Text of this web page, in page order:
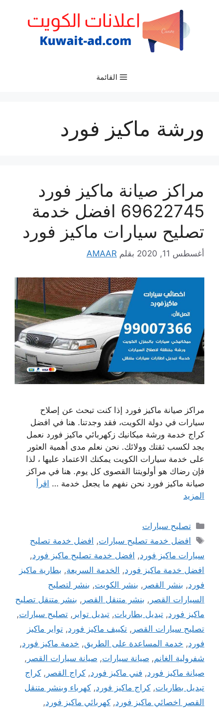
القائمة
ورشة ماكيز فورد
مراكز صيانة ماكيز فورد
69622745 افضل خدمة
تصليح سيارات ماكيز فورد
أغسطس 11, 2020 بقلم AMAAR
مراكز صيانة ماكيز فورد إذا كنت تبحث عن إصلاح
سيارات في دولة الكويت، فقد وجدتنا. هنا في افضل
كراج خدمة ورشة ميكانيك زكهربائي ماكيز فورد نعمل
بجد لكسب ثقتك وولائك. نحن نعلم مدى أهمية العثور
على خدمة سيارات الكويت يمكنك الاعتماد عليها ، لذا
فإن رضاك ​​هو أولويتنا القصوى كل يوم. هنا في مراكز
صيانة ماكيز فورد نحن نفهم ما يجعل خدمة … اقرأ
المزيد
التصنيفات
تصليح سيارات
الوسوم
افضل خدمة تصليح سيارات, افضل خدمة تصليح
سيارات ماكيز فورد, افضل خدمة تصليح ماكيز فورد,
افضل خدمة ماكيز فورد, الخدمة السريعة, بطارية ماكيز
فورد, بنشر القصر , بنشر الكويت, بنشر لتصليح
السيارات القصر , بنشر متنقل القصر , بنشر متنقل تصليح
ماكيز فورد, تبديل بطاريات, تبديل تواير , تصليح سيارات,
تصليح سيارات القصر , تكييف ماكيز فورد, تواير ماكيز
فورد, خدمة المساعدة على الطريق, خدمة ماكيز فورد,
شفرولية الغانم, صيانة سيارات, صيانة سيارات القصر ,
صيانة ماكيز فورد, فني ماكيز فورد, كراج القصر , كراج
تبديل بطاريات, كراج ماكيز فورد, كهرباء وبنشر متنقل
القصر اخصائي ماكيز فورد, كهربائي ماكيز فورد,